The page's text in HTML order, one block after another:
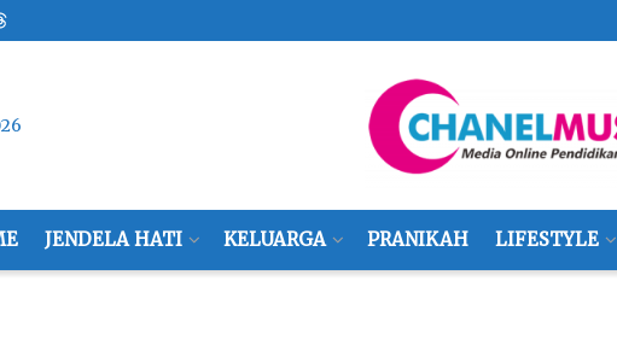
JENDELA HATI KELUARGA PRANIKAH LIFESTYLE